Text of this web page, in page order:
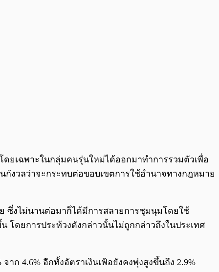
ยเฉพาะในกลุ่มคนรุ่นใหม่ได้ออกมาทำการรวมตัวเพื่อ
งวลว่าจะกระทบต่อขอบเขตการใช้อำนาจทางกฎหมาย
ซึ่งไม่นานต่อมาก็ได้มีการสลายการชุมนุมโดยใช้
โดยการประท้วงดังกล่าวนั้นไม่ถูกกล่าวถึงในประเทศ
ก 4.6% อีกทั้งอัตราเงินเฟ้อยังคงพุ่งสูงขึ้นถึง 2.9%